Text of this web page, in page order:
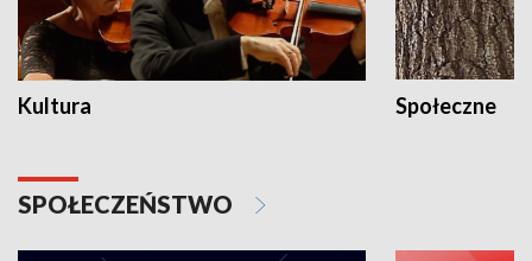
Kultura Społeczne
SPOŁECZEŃSTWO